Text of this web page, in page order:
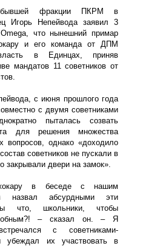
бывшей фракции ПКРМ в
Игорь Непейвода заявил 3
что нынешний примар
и его команда от ДПМ
в Единцах, приняв
мандатов 11 советников от
с июня прошлого года
с двумя советниками
пыталась созвать
для решения множества
вопросов, однако «доходило
советников не пускали в
закрывали двери на замок».
в беседе с нашим
назвал абсурдными эти
что, школьники, чтобы
– сказал он. – Я
с советниками-
убеждал их участвовать в